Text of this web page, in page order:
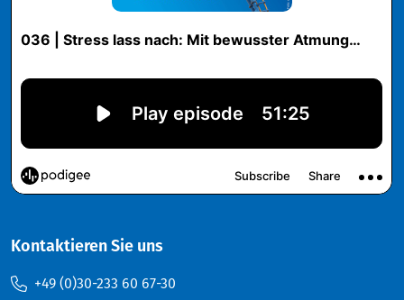
Kontaktieren Sie uns
+49 (0)30-233 60 67-30